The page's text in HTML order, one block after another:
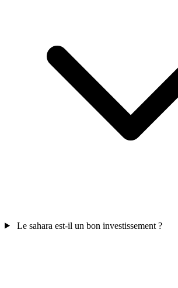
Le sahara est-il un bon investissement ?